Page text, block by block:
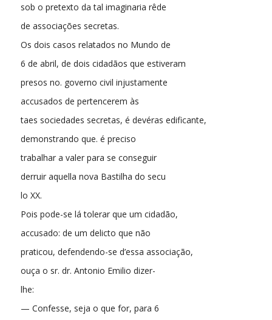
sob o pretexto da tal imaginaria rêde
de associações secretas.
Os dois casos relatados no Mundo de
6 de abril, de dois cidadãos que estiveram
presos no. governo civil injustamente
accusados de pertencerem às
taes sociedades secretas, é devéras edificante,
demonstrando que. é preciso
trabalhar a valer para se conseguir
derruir aquella nova Bastilha do secu
lo XX.
Pois pode-se lá tolerar que um cidadão,
accusado: de um delicto que não
praticou, defendendo-se d’essa associação,
ouça o sr. dr. Antonio Emilio dizer-
lhe:
— Confesse, seja o que for, para 6